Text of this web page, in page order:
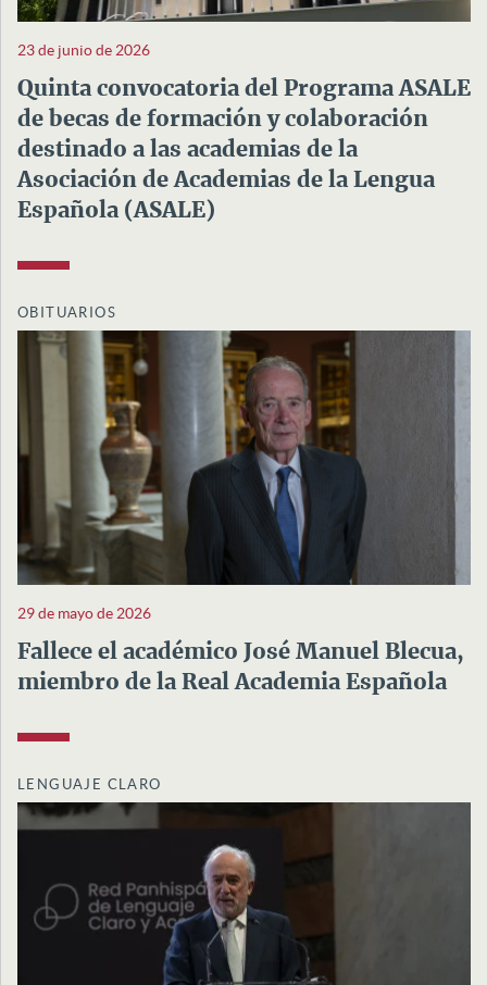
23 de junio de 2026
Quinta convocatoria del Programa ASALE
de becas de formación y colaboración
destinado a las academias de la
Asociación de Academias de la Lengua
Española (ASALE)
OBITUARIOS
29 de mayo de 2026
Fallece el académico José Manuel Blecua,
miembro de la Real Academia Española
LENGUAJE CLARO